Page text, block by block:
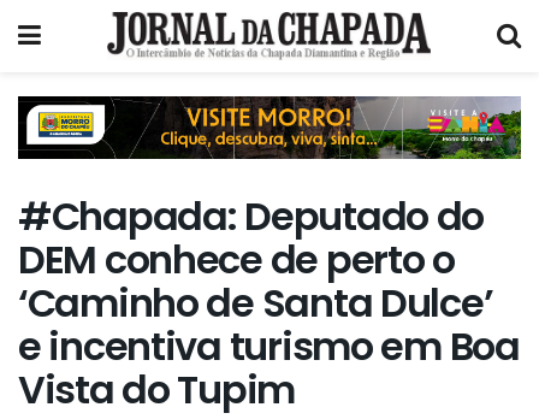
#Chapada: Deputado do
DEM conhece de perto o
‘Caminho de Santa Dulce’
e incentiva turismo em Boa
Vista do Tupim